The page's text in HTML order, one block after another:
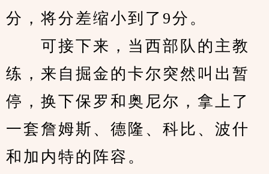
分，将分差缩小到了9分。
可接下来，当西部队的主教
练，来自掘金的卡尔突然叫出暂
停，换下保罗和奥尼尔，拿上了
一套詹姆斯、德隆、科比、波什
和加内特的阵容。